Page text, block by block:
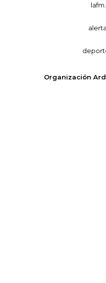
Organización